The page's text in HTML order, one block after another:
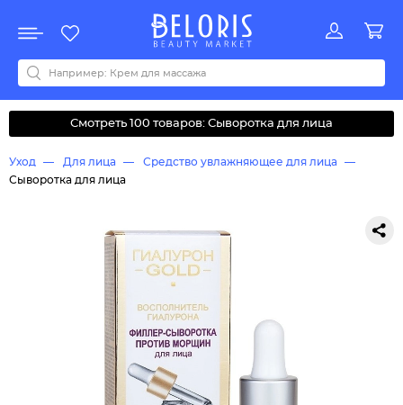
Акции
Все бренды
0-9ABCDEFGHIJKLMNOPQRSTUVWYZАБВДЗИМОКЛНПРСТУФ
Смотреть 100 товаров: Сыворотка для лица
Уход Для лица
Средство увлажняющее для лица
Сыворотка для лица